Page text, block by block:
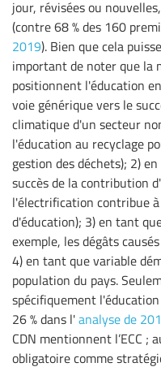
jour, révisées ou
(contre 68 % des 160
2019). Bien que cela
important de noter que la
positionnent l'éducation
voie générique vers le
climatique d'un secteur
l'éducation au recyclage
gestion des déchets); 2)
succès de la contribution
l'électrification contribue
d'éducation); 3) en tant
exemple, les dégâts
4) en tant que variable
population du pays.
spécifiquement
26 % dans l'analyse de
CDN mentionnent l’ECC ;
obligatoire comme